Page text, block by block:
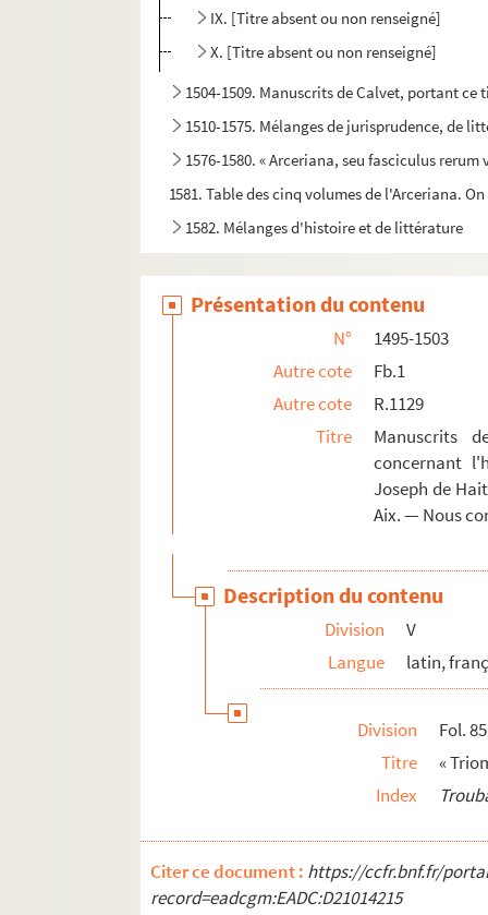
IX. [Titre absent ou non renseigné]
X. [Titre absent ou non renseigné]
1504-1509. Manuscrits de Calvet, portant
1510-1575. Mélanges de jurisprudence, de
1576-1580. « Arceriana, seu fasciculus
1581. Table des cinq volumes de l'Arceriana.
1582. Mélanges d'histoire et de littérature
1584. Recueil d'anecdotes tirées de
1585. « Tome second. Remarques
1586. « Avril 1718. Recueil de morale,
1587. « Remarques, ou recueil de morale,
1588-1625. « Lettres autographes.
Présentation du contenu
N°
1495-1503
Autre cote
Fb.1
Autre cote
R.1129
Titre
Manuscrits
concernant
Joseph de
Aix. — Nous
Description du contenu
Division
V
Langue
latin,
Division
Fol. 85
Titre
«
Index
Citer ce document : https://ccfr.bnf.fr/
record=eadcgm:EADC:D21014215